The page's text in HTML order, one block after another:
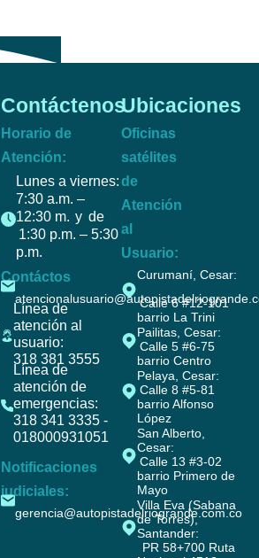
Contáctenos
Horario de
Atención:
Lunes a viernes:
7:30 a.m. –
12:30 m. y de
1:30 p.m. – 5:30
p.m.
Contáctos
Línea de
atención al
usuario:
318 381 3555
Línea de
atención de
emergencias:
318 341 3335 -
018000931051
Notificaciones
judiciales:
gerencia@autopistadelriogrande.com.co
Ubicaciones
Oficinas
satélites
de
Atención
al
Usuario:
Curumaní, Cesar:
Calle 6 #12-101
barrio La Trini
Pailitas, Cesar:
Calle 5 #6-75
barrio Centro
Pelaya, Cesar:
Calle 8 #5-81
barrio Alfonso
López
San Alberto,
Cesar:
Calle 13 #3-02
barrio Primero de
Mayo
Villa Eva (Sabana
de Torres),
Santander:
PR 58+700 Ruta